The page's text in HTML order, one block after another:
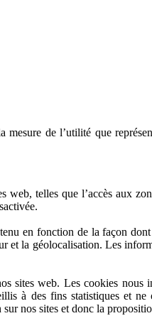
de l’utilité que
web, telles que l’accès aux
en fonction de la façon
et la géolocalisation. Les
web. Les cookies nous
à des fins statistiques et
nos sites et donc la